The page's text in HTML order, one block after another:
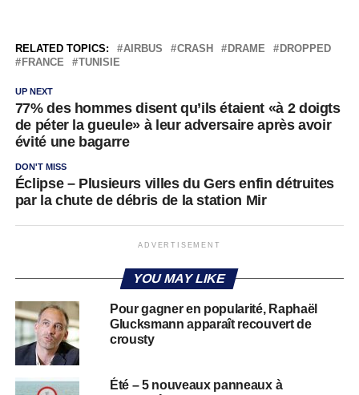
RELATED TOPICS: AIRBUS CRASH DRAME
DROPPED
FRANCE
TUNISIE
UP NEXT
77% des hommes disent qu’ils étaient «à 2 doigts
de péter la gueule» à leur adversaire après avoir
évité une bagarre
DON'T MISS
Éclipse – Plusieurs villes du Gers enfin détruites
par la chute de débris de la station Mir
ADVERTISEMENT
YOU MAY LIKE
Pour gagner en popularité, Raphaël
Glucksmann apparaît recouvert de
crousty
Été – 5 nouveaux panneaux à